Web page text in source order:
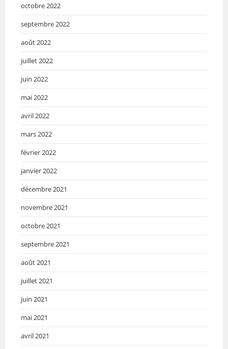
octobre 2022
septembre 2022
août 2022
juillet 2022
juin 2022
mai 2022
avril 2022
mars 2022
février 2022
janvier 2022
décembre 2021
novembre 2021
octobre 2021
septembre 2021
août 2021
juillet 2021
juin 2021
mai 2021
avril 2021